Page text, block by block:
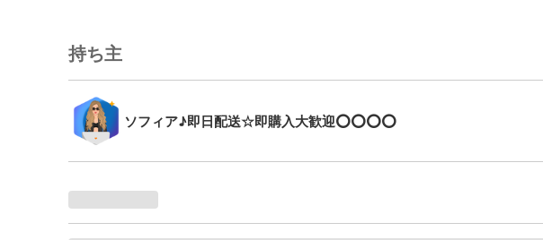
持ち主
ソフィア♪即日配送☆即購入大歓迎⭕⭕⭕⭕